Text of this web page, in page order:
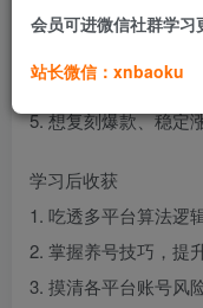
2. 账号权重低、冷启
4. 不会运用AI工具做
5. 想复刻爆款、稳定
学习后收获
1. 吃透多平台算法逻
2. 掌握养号技巧，提
3. 摸清各平台账号风
会员可进微信社群学
站长微信：xnbaoku